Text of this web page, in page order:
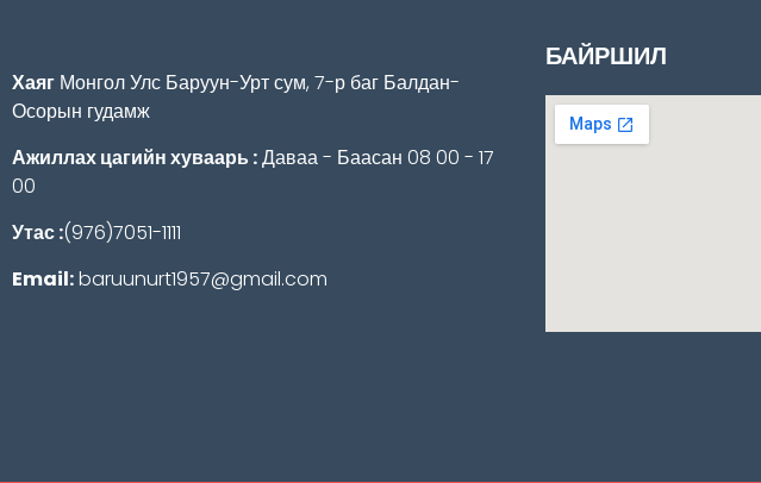
Хаяг Монгол Улс Баруун-Урт сум, 7-р баг Балдан-
Осорын гудамж
Ажиллах цагийн хуваарь :Даваа - Баасан 08 00 - 17
00
Утас :(976)7051-1111
Email:baruunurt1957@gmail.com
БАЙРШИЛ